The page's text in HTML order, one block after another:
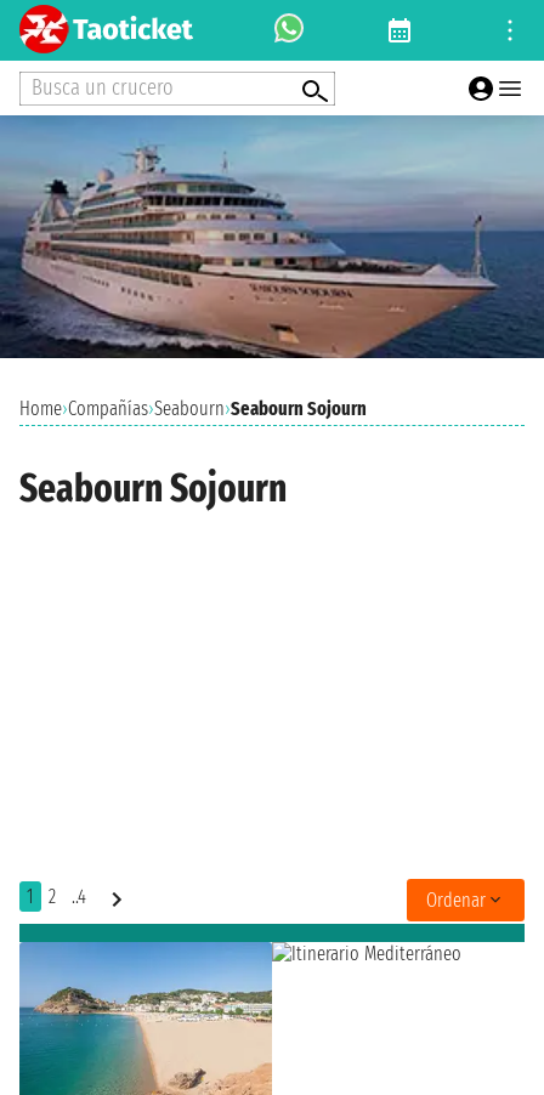
Busca un crucero
Home›Compañías›Seabourn›Seabourn Sojourn
Seabourn Sojourn
1 2 ..4 Ordenar